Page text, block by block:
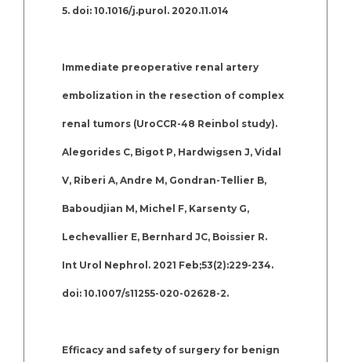
5. doi: 10.1016/j.purol. 2020.11.014
Immediate preoperative renal artery
embolization in the resection of complex
renal tumors (UroCCR-48 Reinbol study).
Alegorides C, Bigot P, Hardwigsen J, Vidal
V, Riberi A, Andre M, Gondran-Tellier B,
Baboudjian M, Michel F, Karsenty G,
Lechevallier E, Bernhard JC, Boissier R.
Int Urol Nephrol. 2021 Feb;53(2):229-234.
doi: 10.1007/s11255-020-02628-2.
Efficacy and safety of surgery for benign